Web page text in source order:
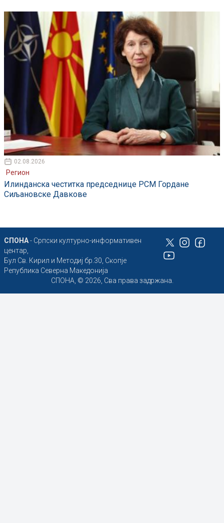
02.08.2026
Регион
Илинданска честитка председнице РСМ Гордане
Сиљановске Давкове
СПОНА- Српски културно-информативен
центар,
Бул Св. Кирил и Методиј бр.30, Скопје
Република Северна Македонија
СПОНА, © 2026, Сва права задржана.